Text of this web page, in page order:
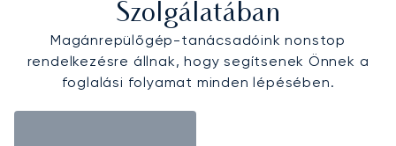
Szolgálatában
Magánrepülőgép-tanácsadóink nonstop
rendelkezésre állnak, hogy segítsenek Önnek a
foglalási folyamat minden lépésében.